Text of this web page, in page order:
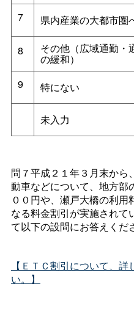
7
県内産業の大都市圏
8 その他（広域通勤・
の緩和）
9
特にない
未入力
問７平成２１年３月末から
動車などについて、地方部
００円や、瀬戸大橋の利用
なる料金割引が実施されて
て以下の設問にお答えくだ
【ＥＴＣ割引について、
い。】